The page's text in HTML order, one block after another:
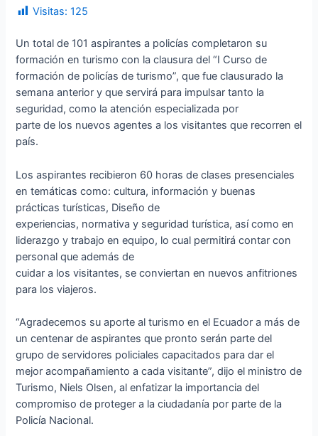
Visitas: 125
Un total de 101 aspirantes a policías completaron su
formación en turismo con la clausura del “I Curso de
formación de policías de turismo”, que fue clausurado la
semana anterior y que servirá para impulsar tanto la
seguridad, como la atención especializada por
parte de los nuevos agentes a los visitantes que recorren el
país.
Los aspirantes recibieron 60 horas de clases presenciales
en temáticas como: cultura, información y buenas
prácticas turísticas, Diseño de
experiencias, normativa y seguridad turística, así como en
liderazgo y trabajo en equipo, lo cual permitirá contar con
personal que además de
cuidar a los visitantes, se conviertan en nuevos anfitriones
para los viajeros.
“Agradecemos su aporte al turismo en el Ecuador a más de
un centenar de aspirantes que pronto serán parte del
grupo de servidores policiales capacitados para dar el
mejor acompañamiento a cada visitante”, dijo el ministro de
Turismo, Niels Olsen, al enfatizar la importancia del
compromiso de proteger a la ciudadanía por parte de la
Policía Nacional.